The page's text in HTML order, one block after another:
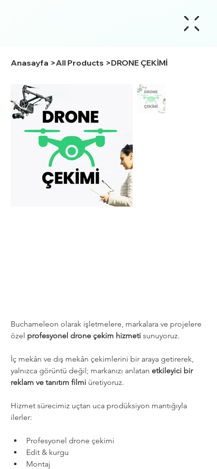
Anasayfa >All Products >DRONE ÇEKİMİ
Buchameleon olarak işletmelere, markalara ve projelere
özel profesyonel drone çekim hizmeti sunuyoruz.
İç mekân ve dış mekân çekimlerini bir araya getirerek,
yalnızca görüntü değil; markanızı anlatan etkileyici bir
reklam ve tanıtım filmi üretiyoruz.
Hizmet sürecimiz uçtan uca prodüksiyon mantığıyla
ilerler:
Profesyonel drone çekimi
Edit & kurgu
Montaj